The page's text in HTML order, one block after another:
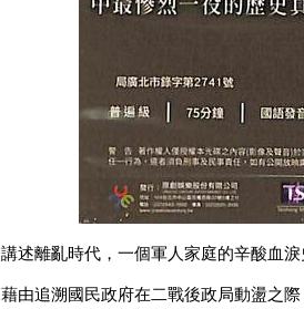
講述離亂時代，一個軍人家庭的辛酸血
藉由追溯國民政府在二戰後政局動盪之